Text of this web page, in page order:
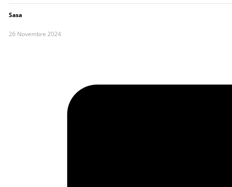
Sasa
26 Novembre 2024